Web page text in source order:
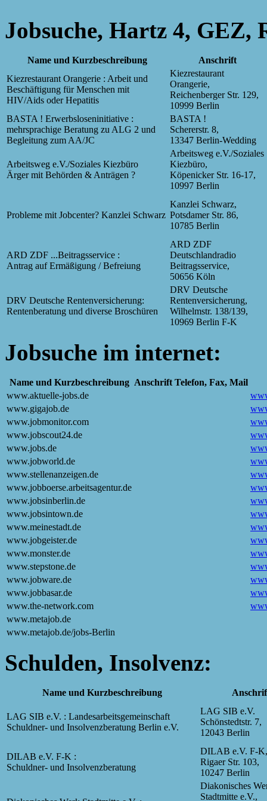
Jobsuche, Hartz 4, GEZ,
Name und Kurzbeschreibung
Anschrift
Kiezrestaurant Orangerie : Arbeit und
Beschäftigung für Menschen mit
HIV/Aids oder Hepatitis
Kiezrestaurant
Orangerie,
Reichenberger Str. 129,
10999 Berlin
BASTA ! Erwerbsloseninitiative :
mehrsprachige Beratung zu ALG 2 und
Begleitung zum AA/JC
BASTA !
Schererstr. 8,
13347 Berlin-Wedding
Arbeitsweg e.V./Soziales Kiezbüro
Ärger mit Behörden & Anträgen ?
Arbeitsweg e.V./Soziales
Kiezbüro,
Köpenicker Str. 16-17,
10997 Berlin
Probleme mit Jobcenter? Kanzlei Schwarz
Kanzlei Schwarz,
Potsdamer Str. 86,
10785 Berlin
ARD ZDF ...Beitragsservice :
Antrag auf Ermäßigung / Befreiung
ARD ZDF
Deutschlandradio
Beitragsservice,
50656 Köln
DRV Deutsche Rentenversicherung:
Rentenberatung und diverse Broschüren
DRV Deutsche
Rentenversicherung,
Wilhelmstr. 138/139,
10969 Berlin F-K
Jobsuche im internet:
Name und Kurzbeschreibung Anschrift Telefon, Fax, Mail
www.aktuelle-jobs.de
www.gigajob.de
www.jobmonitor.com
www.jobscout24.de
www.jobs.de
www.jobworld.de
www.stellenanzeigen.de
www.jobboerse.arbeitsagentur.de
www.jobsinberlin.de
www.jobsintown.de
www.meinestadt.de
www.jobgeister.de
www.monster.de
www.stepstone.de
www.jobware.de
www.jobbasar.de
www.the-network.com
www.metajob.de
www.metajob.de/jobs-Berlin
Schulden, Insolvenz:
Name und Kurzbeschreibung
LAG SIB e.V. : Landes­arbeits­gemein­schaft
Schuldner- und Insolvenz­beratung Berlin e.V.
LAG SIB e.V.
Schönstedtstr. 7,
12043 Berlin
DILAB e.V. F-K :
Schuldner- und Insolvenzberatung
DILAB e.V. F-K,
Rigaer Str. 103,
10247 Berlin
Diakonisches
Stadtmitte e.V.,